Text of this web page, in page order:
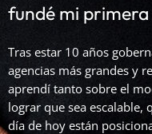
fundé mi primera
Tras estar 10 años
agencias más grandes y
aprendí tanto sobre el
lograr que sea escalable,
día de hoy están